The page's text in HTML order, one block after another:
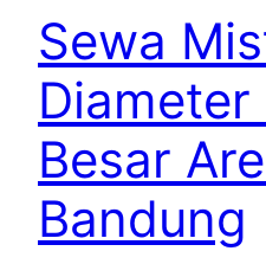
Sewa
Besar
Bandung